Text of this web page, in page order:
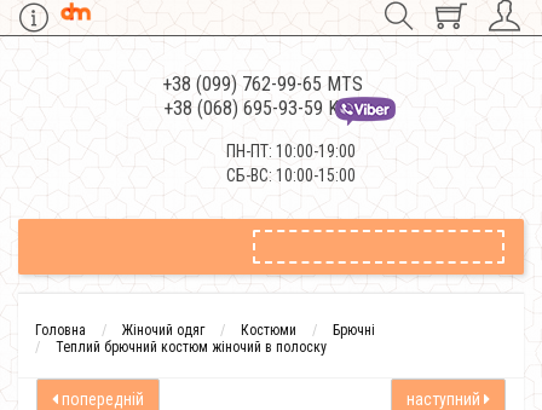
+38 (099) 762-99-65 MTS
+38 (068) 695-93-59 Kievstar
ПН-ПТ: 10:00-19:00
СБ-ВС: 10:00-15:00
Головна Жіночий одяг Костюми
Брючні
Теплий брючний костюм жіночий в полоску
попередній наступний